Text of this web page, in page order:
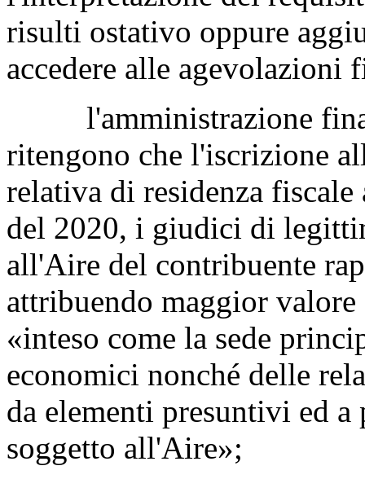
risulti ostativo oppure
accedere alle agevolazioni
l'amministrazione
ritengono che l'iscrizione
relativa di residenza
del 2020, i giudici di
all'Aire del contribuente
attribuendo maggior
«inteso come la sede
economici nonché delle
da elementi presuntivi ed
soggetto all'Aire»;